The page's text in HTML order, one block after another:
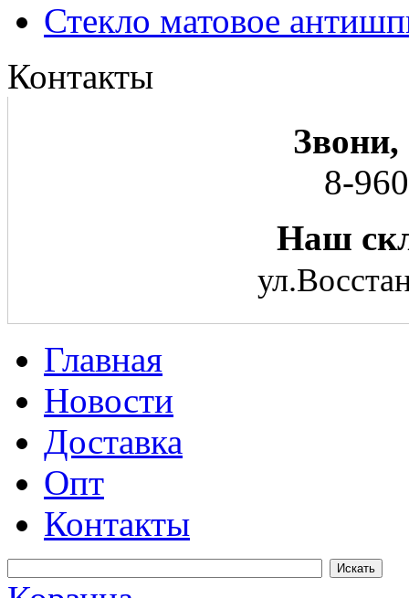
Стекло матовое
Контакты
8-
Наш
Главная
Новости
Доставка
Опт
Контакты